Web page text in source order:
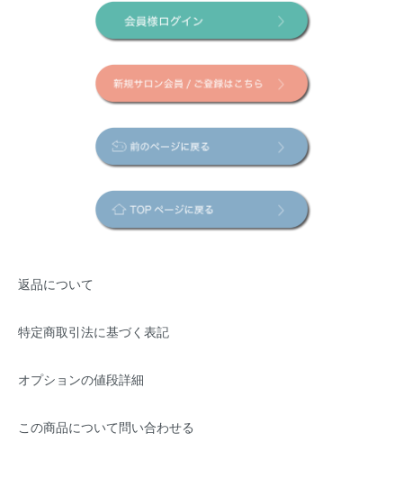
返品について
特定商取引法に基づく表記
オプションの値段詳細
この商品について問い合わせる